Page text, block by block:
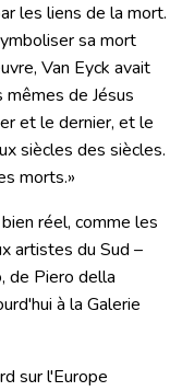
les liens de la mort.
sa mort
Van Eyck avait
de Jésus
et le dernier, et le
siècles des siècles.
morts.»
réel, comme les
artistes du Sud –
de Piero della
à la Galerie
sur l'Europe